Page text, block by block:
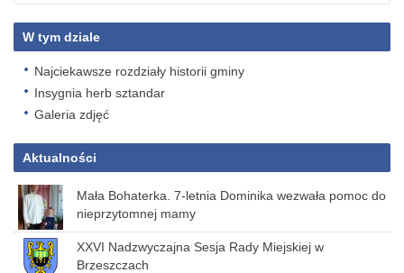
W tym dziale
Najciekawsze rozdziały historii gminy
Insygnia herb sztandar
Galeria zdjęć
Aktualności
Mała Bohaterka. 7-letnia Dominika wezwała pomoc do
nieprzytomnej mamy
XXVI Nadzwyczajna Sesja Rady Miejskiej w
Brzeszczach